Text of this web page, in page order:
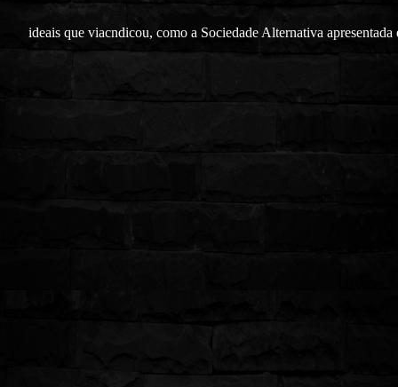
ideais que viacndicou, como a Sociedade Alternativa apresentada